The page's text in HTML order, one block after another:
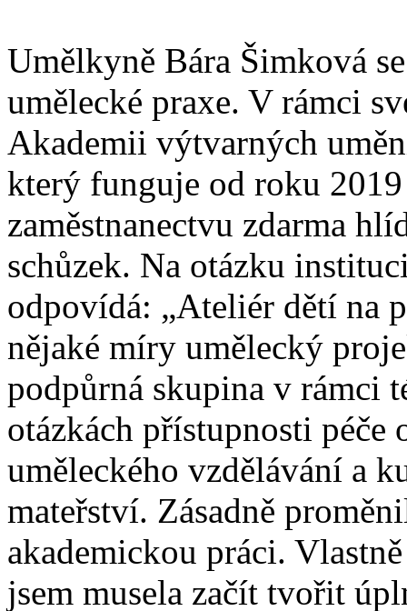
Umělkyně Bára Šimková
umělecké praxe. V rámci
Akademii výtvarných
který funguje od roku
zaměstnanectvu zdarma
schůzek. Na otázku
odpovídá: „Ateliér dětí na
nějaké míry umělecký
podpůrná skupina v rámci
otázkách přístupnosti péče
uměleckého vzdělávání a
mateřství. Zásadně
akademickou práci.
jsem musela začít tvořit